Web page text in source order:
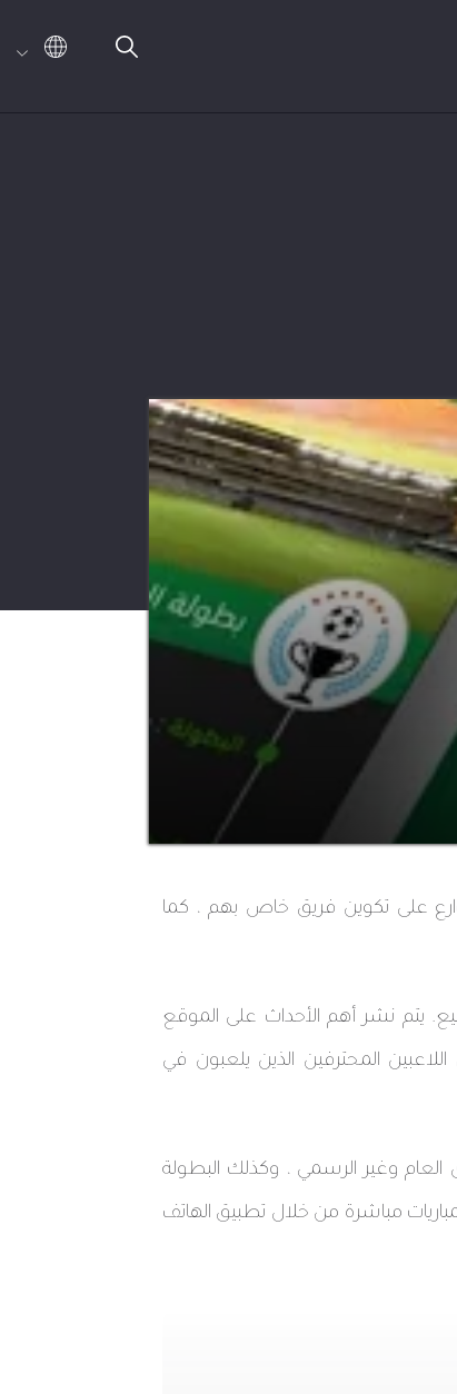
على تكوين فريق خاص بهم ، كما
يتم نشر أهم الأحداث على الموقع
المحترفين الذين يلعبون في
وغير الرسمي ، وكذلك البطولة
مباشرة من خلال تطبيق الهاتف